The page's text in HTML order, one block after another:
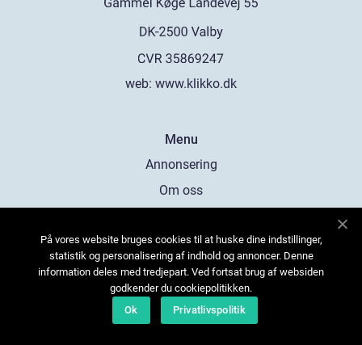
web: www.klikko.dk
Menu
Annonsering
Om oss
Kontakta oss
Sitemap
På vores website bruges cookies til at huske dine indstillinger,
statistik og personalisering af indhold og annoncer. Denne
information deles med tredjepart. Ved fortsat brug af websiden
godkender du cookiepolitikken.
Ok
Privatlivspolitik